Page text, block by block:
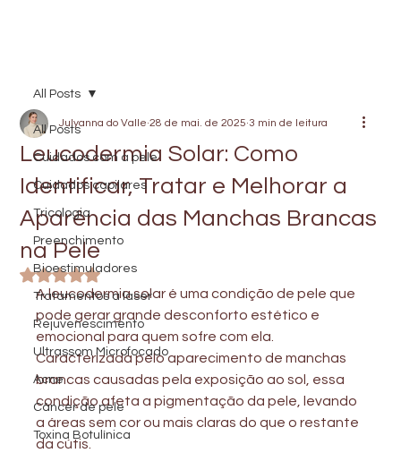
All Posts
Cuidados com a pele
Cuidados capilares
Tricologia
Preenchimento
Bioestimuladores
Tratamentos a laser
Rejuvenescimento
Ultrassom Microfocado
Acne
Câncer de pele
Toxina Botulínica
All Posts
Leucodermia Solar: Como
Identificar, Tratar e Melhorar a
Aparência das Manchas Brancas
na Pele
Julyanna do Valle 28 de mai. de 2025 3 min de leitura
Avaliado com NaN de 5 estrelas.
A leucodermia solar é uma condição de pele que
pode gerar grande desconforto estético e
emocional para quem sofre com ela.
Caracterizada pelo aparecimento de manchas
brancas causadas pela exposição ao sol, essa
condição afeta a pigmentação da pele, levando
a áreas sem cor ou mais claras do que o restante
da cútis.